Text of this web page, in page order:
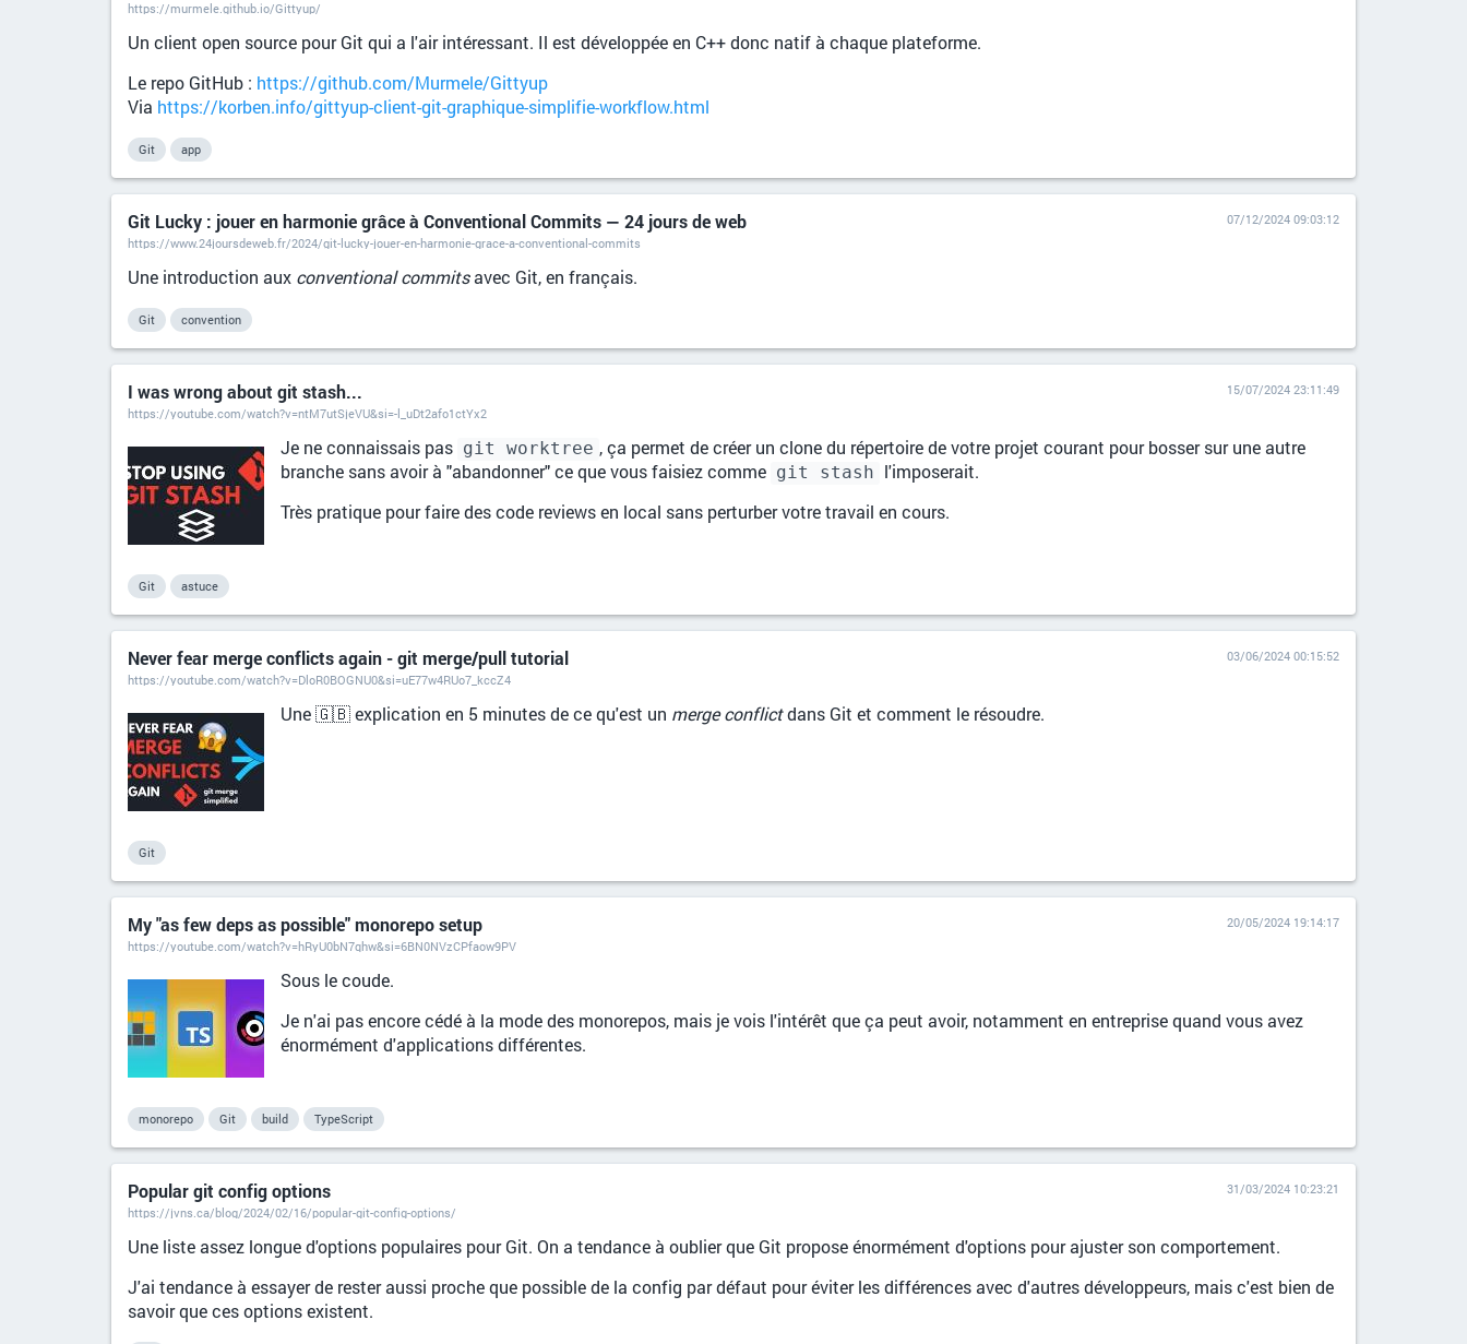
https://murmele.github.io/Gittyup/
Un client open source pour Git qui a l'air intéressant. Il est développée en C++ donc natif à chaque plateforme.
Le repo GitHub : https://github.com/Murmele/Gittyup
Via https://korben.info/gittyup-client-git-graphique-simplifie-workflow.html
Git app
Git Lucky : jouer en harmonie grâce à Conventional Commits — 24 jours de web
https://www.24joursdeweb.fr/2024/git-lucky-jouer-en-harmonie-grace-a-conventional-commits
07/12/2024 09:03:12
Une introduction aux conventional commitsavec Git, en français.
Git convention
I was wrong about git stash...
https://youtube.com/watch?v=ntM7utSjeVU&si=-l_uDt2afo1ctYx2
15/07/2024 23:11:49
Je ne connaissais pas git worktree , ça permet de créer un clone du répertoire de votre projet courant pour bosser sur une autre
branche sans avoir à "abandonner" ce que vous faisiez comme git stash l'imposerait.
Très pratique pour faire des code reviews en local sans perturber votre travail en cours.
Git astuce
Never fear merge conflicts again - git merge/pull tutorial
https://youtube.com/watch?v=DloR0BOGNU0&si=uE77w4RUo7_kccZ4
03/06/2024 00:15:52
Une 🇬🇧 explication en 5 minutes de ce qu'est un merge conflictdans Git et comment le résoudre.
Git
My "as few deps as possible" monorepo setup
https://youtube.com/watch?v=hRyU0bN7qhw&si=6BN0NVzCPfaow9PV
20/05/2024 19:14:17
Sous le coude.
Je n'ai pas encore cédé à la mode des monorepos, mais je vois l'intérêt que ça peut avoir, notamment en entreprise quand vous avez
énormément d'applications différentes.
monorepo Git build TypeScript
Popular git config options
https://jvns.ca/blog/2024/02/16/popular-git-config-options/
31/03/2024 10:23:21
Une liste assez longue d'options populaires pour Git. On a tendance à oublier que Git propose énormément d'options pour ajuster son comportement.
J'ai tendance à essayer de rester aussi proche que possible de la config par défaut pour éviter les différences avec d'autres développeurs, mais c'est bien de
savoir que ces options existent.